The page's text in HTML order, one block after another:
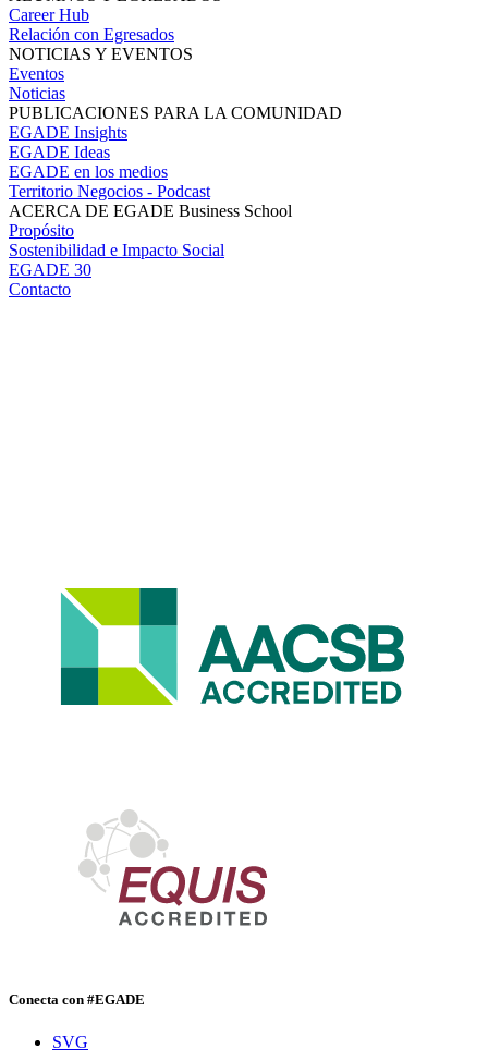
Career Hub
Relación con Egresados
NOTICIAS Y EVENTOS
Eventos
Noticias
PUBLICACIONES PARA LA COMUNIDAD
EGADE Insights
EGADE Ideas
EGADE en los medios
Territorio Negocios - Podcast
ACERCA DE EGADE Business School
Propósito
Sostenibilidad e Impacto Social
EGADE 30
Contacto
Conecta con #EGADE
SVG